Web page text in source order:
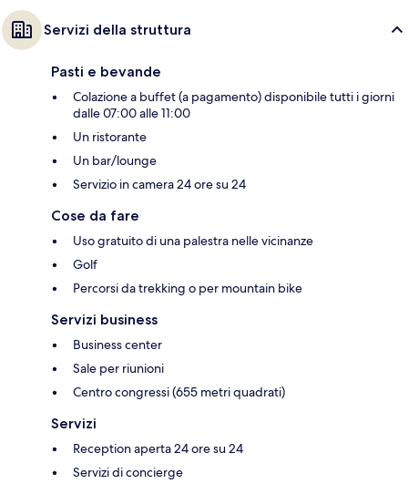
Servizi della struttura
Pasti e bevande
Colazione a buffet (a pagamento) disponibile tutti i giorni
dalle 07:00 alle 11:00
Un ristorante
Un bar/lounge
Servizio in camera 24 ore su 24
Cose da fare
Uso gratuito di una palestra nelle vicinanze
Golf
Percorsi da trekking o per mountain bike
Servizi business
Business center
Sale per riunioni
Centro congressi (655 metri quadrati)
Servizi
Reception aperta 24 ore su 24
Servizi di concierge